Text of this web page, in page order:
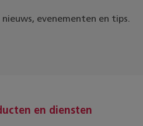
evenementen en tips.
en diensten